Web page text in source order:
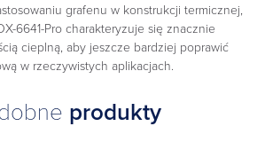
grafenu w konstrukcji termicznej,
6641-Pro charakteryzuje się znacznie
cieplną, aby jeszcze bardziej poprawić
w rzeczywistych aplikacjach.‎
produkty